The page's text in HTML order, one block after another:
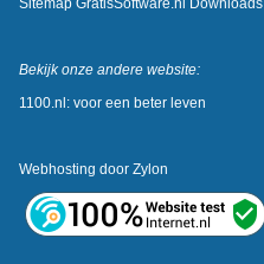
Sitemap GratisSoftware.nl Downloads
Bekijk onze andere website:
1100.nl: voor een beter leven
Webhosting door Zylon